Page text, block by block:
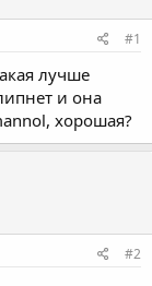
#1
лучше
и она
хорошая?
#2